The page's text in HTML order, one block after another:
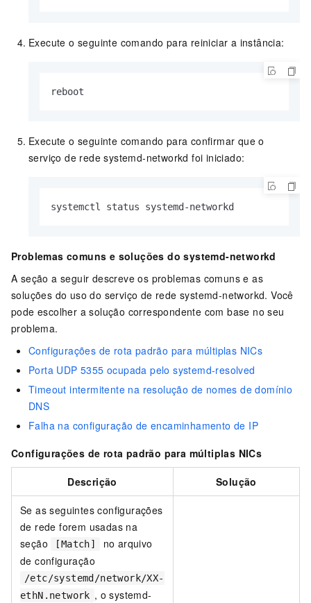
Execute o seguinte comando para reiniciar a instância:
reboot
Execute o seguinte comando para confirmar que o
serviço de rede systemd-networkd foi iniciado:
systemctl status systemd-networkd
Problemas comuns e soluções do systemd-networkd
A seção a seguir descreve os problemas comuns e as
soluções do uso do serviço de rede systemd-networkd. Você
pode escolher a solução correspondente com base no seu
problema.
Configurações de rota padrão para múltiplas NICs
Porta UDP 5355 ocupada pelo systemd-resolved
Timeout intermitente na resolução de nomes de domínio
DNS
Falha na configuração de encaminhamento de IP
Configurações de rota padrão para múltiplas NICs
Descrição Solução
Se as seguintes configurações
de rede forem usadas na
seção
[Match]
no arquivo
de configuração
/etc/systemd/network/XX-
ethN.network , o systemd-